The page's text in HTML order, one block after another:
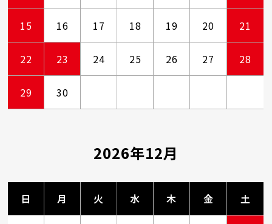
15 16 17 18 19 20 21
22 23 24 25 26 27 28
29 30
2026年12月
日 月 火 水 木 金 土